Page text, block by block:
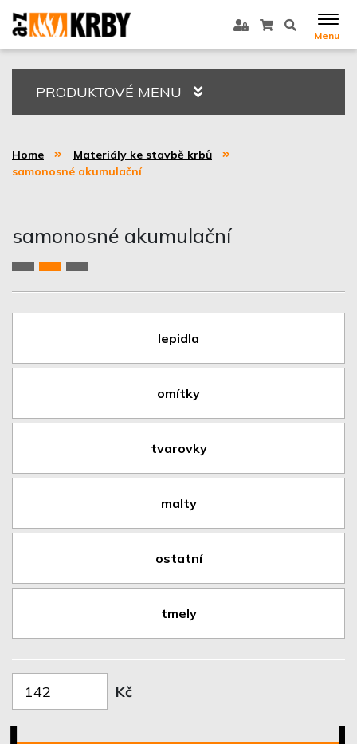
Menu
PRODUKTOVÉ MENU
Home
Materiály ke stavbě krbů
samonosné akumulační
samonosné akumulační
lepidla
omítky
tvarovky
malty
ostatní
tmely
Kč